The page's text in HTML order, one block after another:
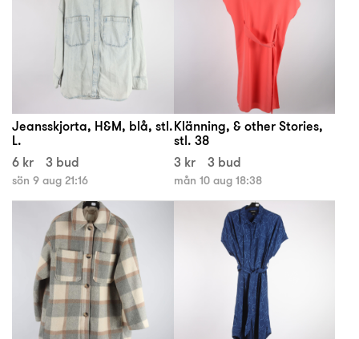
Jeansskjorta, H&M, blå, stl.
L.
6 kr
3 bud
sön 9 aug 21:16
Klänning, & other Stories,
stl. 38
3 kr
3 bud
mån 10 aug 18:38